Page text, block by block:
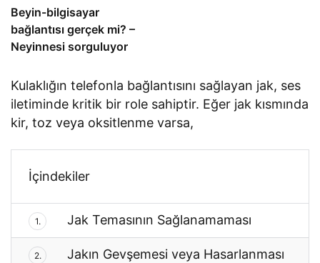
Beyin-bilgisayar
bağlantısı gerçek mi? –
Neyinnesi sorguluyor
Kulaklığın telefonla bağlantısını sağlayan jak, ses
iletiminde kritik bir role sahiptir. Eğer jak kısmında
kir, toz veya oksitlenme varsa,
İçindekiler
1. Jak Temasının Sağlanamaması
2. Jakın Gevşemesi veya Hasarlanması